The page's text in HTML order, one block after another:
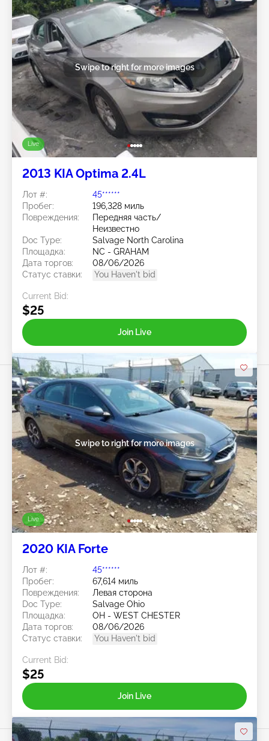
Live
Swipe to right for more images
2013 KIA Optima 2.4L
Лот #:
45******
Пробег:
196,328 миль
Повреждения:
Передняя часть/
Неизвестно
Doc Type:
Salvage North Carolina
Площадка:
NC - GRAHAM
Дата торгов:
08/06/2026
Статус ставки:
You Haven't bid
Current Bid:
$25
Join Live
Live
Swipe to right for more images
2020 KIA Forte
Лот #:
45******
Пробег:
67,614 миль
Повреждения:
Левая сторона
Doc Type:
Salvage Ohio
Площадка:
OH - WEST CHESTER
Дата торгов:
08/06/2026
Статус ставки:
You Haven't bid
Current Bid:
$25
Join Live